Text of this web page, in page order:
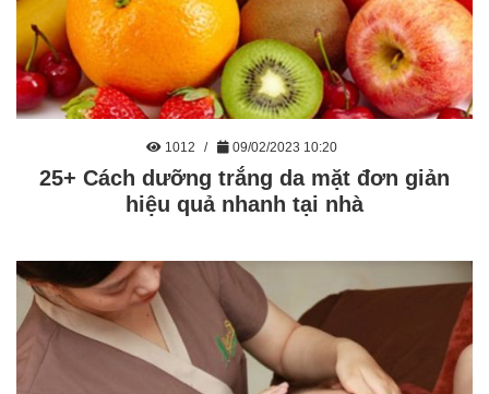
1012 09/02/2023 10:20
25+ Cách dưỡng trắng da mặt đơn giản
hiệu quả nhanh tại nhà